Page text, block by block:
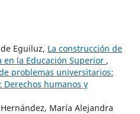
Eguiluz, La construcción de
en la Educación Superior ,
problemas universitarios:
Derechos humanos y
María Alejandra